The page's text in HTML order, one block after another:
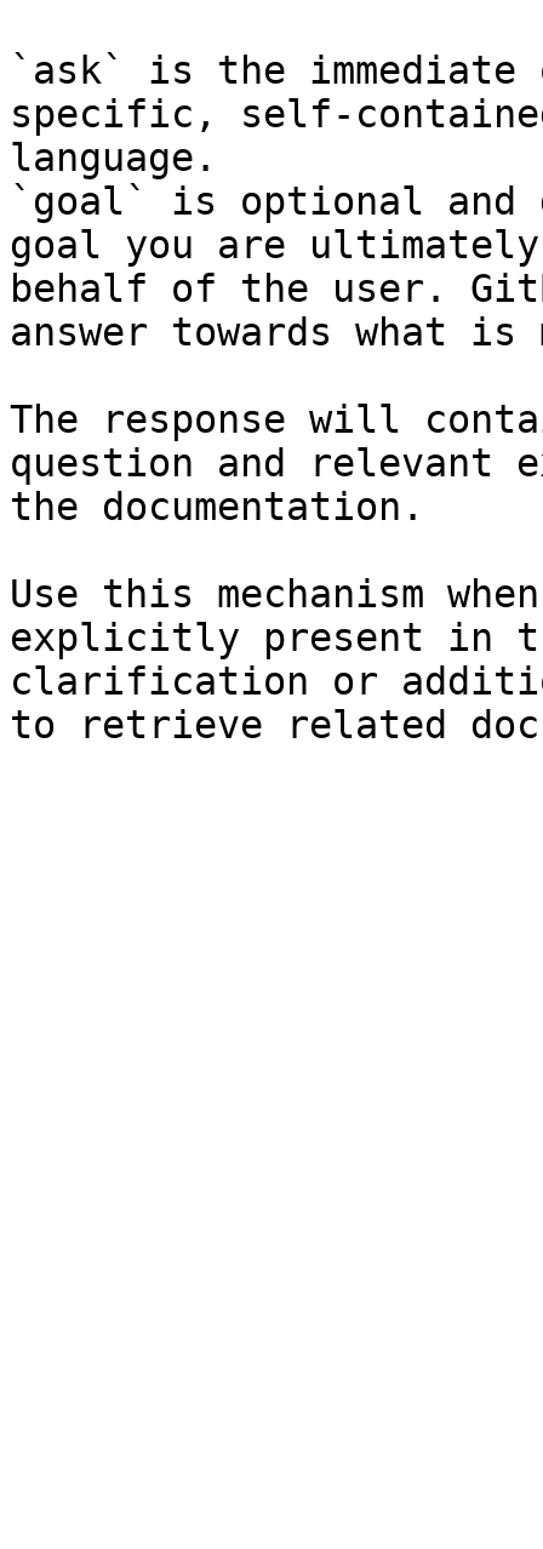
`ask` is the
specific, self-
language.
`goal` is optional and
goal you are
behalf of the user.
answer towards what
The response will
question and relevant
the documentation.
Use this mechanism
explicitly present in
clarification or